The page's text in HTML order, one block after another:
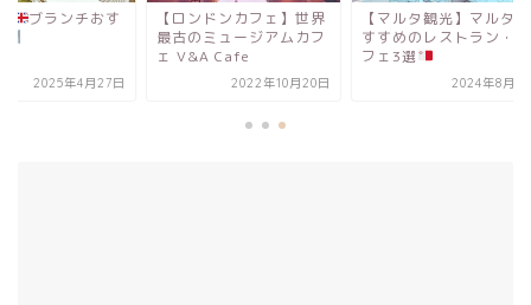
ドンカフェ】世界
ミュージアムカフ
2022年10月20日
【マルタ観光】マルタお
すすめのレストラン・カ
フェ3選
2024年8月8日
ロンドン
ブランチ
すめ3選
2025年4